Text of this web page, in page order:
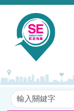
移至主內容
關鍵字